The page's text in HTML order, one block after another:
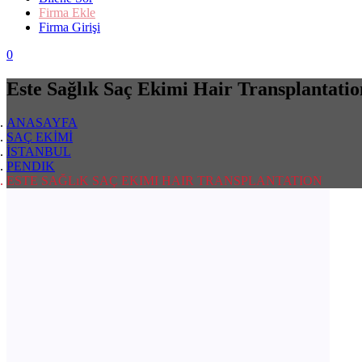
Firma Ekle
Firma Girişi
0
Este Sağlık Saç Ekimi Hair
ANASAYFA
SAÇ EKİMİ
İSTANBUL
PENDIK
ESTE SAĞLıK SAÇ EKIMI HAIR TRANSPLANTATION